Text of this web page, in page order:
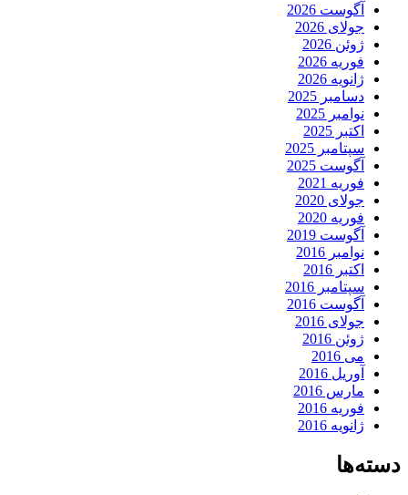
آگوست 2026
جولای 2026
ژوئن 2026
فوریه 2026
ژانویه 2026
دسامبر 2025
نوامبر 2025
اکتبر 2025
سپتامبر 2025
آگوست 2025
فوریه 2021
جولای 2020
فوریه 2020
آگوست 2019
نوامبر 2016
اکتبر 2016
سپتامبر 2016
آگوست 2016
جولای 2016
ژوئن 2016
می 2016
آوریل 2016
مارس 2016
فوریه 2016
ژانویه 2016
دسته‌ها